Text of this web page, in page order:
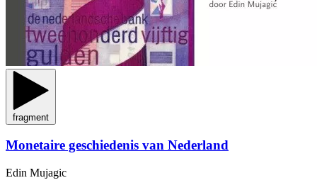
fragment
Monetaire geschiedenis van Nederland
Edin Mujagic